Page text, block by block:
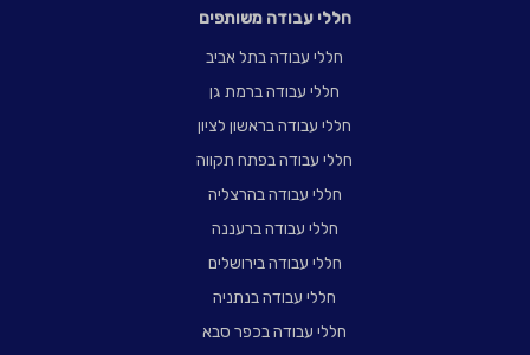
חללי עבודה משותפים
חללי עבודה בתל אביב
חללי עבודה ברמת גן
חללי עבודה בראשון לציון
חללי עבודה בפתח תקווה
חללי עבודה בהרצליה
חללי עבודה ברעננה
חללי עבודה בירושלים
חללי עבודה בנתניה
חללי עבודה בכפר סבא